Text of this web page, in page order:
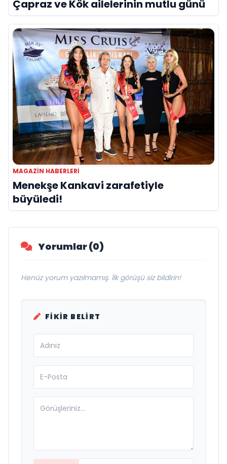
Çapraz ve Kök ailelerinin mutlu günü
MAGAZIN HABERLERI
Menekşe Kankavi zarafetiyle
büyüledi!
Yorumlar (0)
Henüz yorum yazılmamış. İlk görüşü siz bildirin!
FIKIR BELIRT